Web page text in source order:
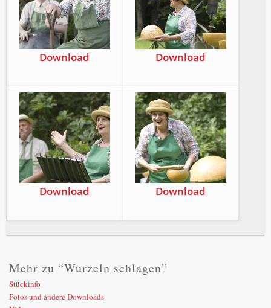
Down­load Down­load
Down­load Down­load
Mehr zu “Wurzeln schlagen”
Stückinfo
Fotos und andere Downloads